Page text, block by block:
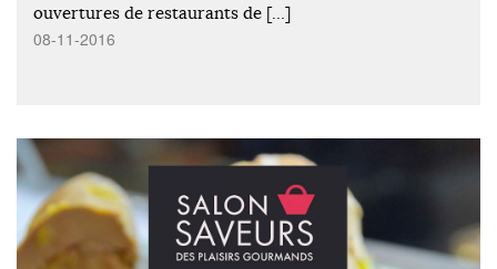
ouvertures de restaurants de […]
08-11-2016